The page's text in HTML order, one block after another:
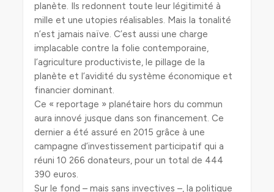
planète. Ils redonnent toute leur légitimité à
mille et une utopies réalisables. Mais la tonalité
n’est jamais naïve. C’est aussi une charge
implacable contre la folie contemporaine,
l’agriculture productiviste, le pillage de la
planète et l’avidité du système économique et
financier dominant.
Ce « reportage » planétaire hors du commun
aura innové jusque dans son financement. Ce
dernier a été assuré en 2015 grâce à une
campagne d’investissement participatif qui a
réuni 10 266 donateurs, pour un total de 444
390 euros.
Sur le fond – mais sans invectives –, la politique